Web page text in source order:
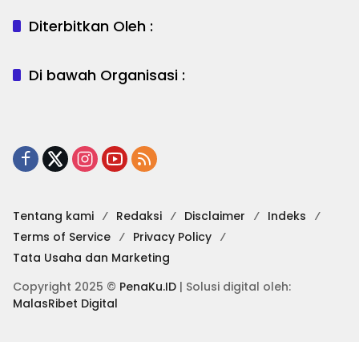
Diterbitkan Oleh :
Di bawah Organisasi :
Tentang kami Redaksi Disclaimer
Indeks
Terms of Service
Privacy Policy
Tata Usaha dan Marketing
Copyright 2025 © PenaKu.ID | Solusi digital oleh:
MalasRibet Digital